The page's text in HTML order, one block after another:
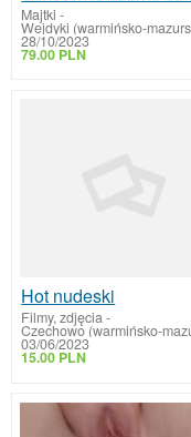
Majtki -
Wejdyki (warmińsko-
28/10/2023
79.00 PLN
Hot nudeski
Filmy, zdjęcia-
Czechowo (warmińsko-
03/06/2023
15.00 PLN